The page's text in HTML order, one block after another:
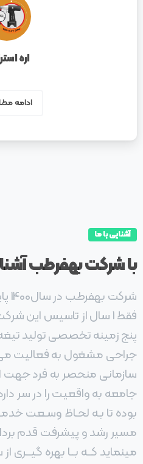
اره
ادامه
آشنایی با ما
باشرکتبهفرطبآشنا
فقط 1 سال از تاسیس این
پنج زمینه تخصصی تولید
جراحی مشغول به فعالیت
سازمانی منحصر به فرد
جامعه به واقعیت را در سر
بوده تا بـه لحـاظ وسـعت
مسیر رشد و پیشرفت قدم
مینماید کــه بــا بهره گیــری